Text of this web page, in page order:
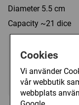
Cookies
Vi använder
vår webbutik
webbplats
Diameter 5.5 cm
Capacity ~21 dice
249 kr
Ej i lager,